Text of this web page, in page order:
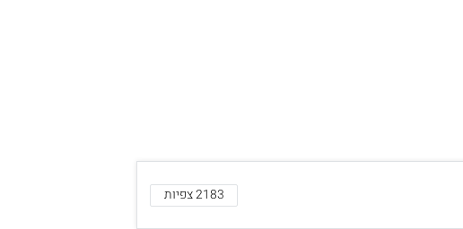
2183 צפיות